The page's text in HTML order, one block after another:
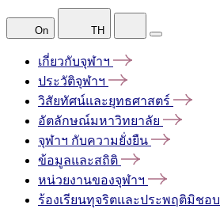
On TH
เกี่ยวกับจุฬาฯ
ประวัติจุฬาฯ
วิสัยทัศน์และยุทธศาสตร์
อัตลักษณ์มหาวิทยาลัย
จุฬาฯ กับความยั่งยืน
ข้อมูลและสถิติ
หน่วยงานของจุฬาฯ
ร้องเรียนทุจริตและประพฤติมิชอบ